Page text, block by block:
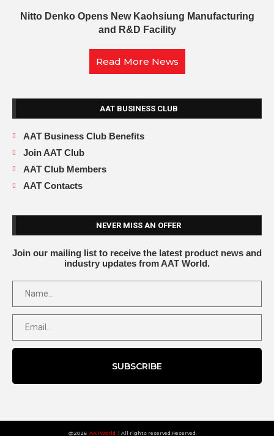
Nitto Denko Opens New Kaohsiung Manufacturing
and R&D Facility
Read More News
AAT BUSINESS CLUB
AAT Business Club Benefits
Join AAT Club
AAT Club Members
AAT Contacts
NEVER MISS AN OFFER
Join our mailing list to receive the latest product news and
industry updates from AAT World.
SUBSCRIBE
@2026 AATWorld | All rights reserved.Reserved.